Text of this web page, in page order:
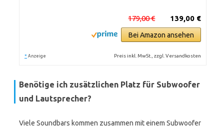
139,00 €
179,00 €
Bei Amazon ansehen
* Anzeige Preis inkl. MwSt., zzgl. Versandkosten
Benötige ich zusätzlichen Platz für Subwoofer
und Lautsprecher?
Viele Soundbars kommen zusammen mit einem Subwoofer